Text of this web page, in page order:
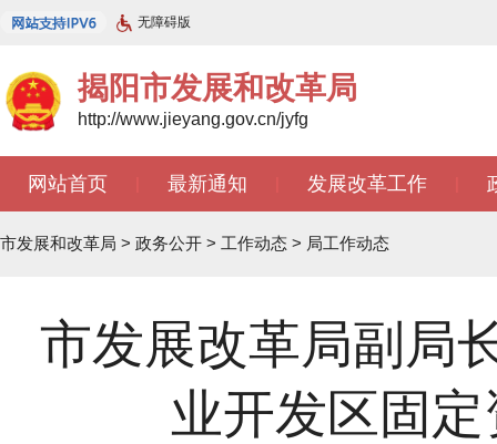
无障碍版
揭阳市发展和改革局
http://www.jieyang.gov.cn/jyfg
网站首页 最新通知 发展改革工作
市发展和改革局 > 政务公开 > 工作动态 > 局工作动态
市发展改革局副局
业开发区固